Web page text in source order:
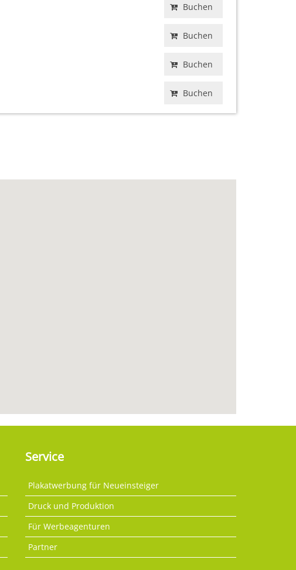
Buchen
Buchen
Buchen
Buchen
Service
Plakatwerbung für Neueinsteiger
Druck und Produktion
Für Werbeagenturen
Partner